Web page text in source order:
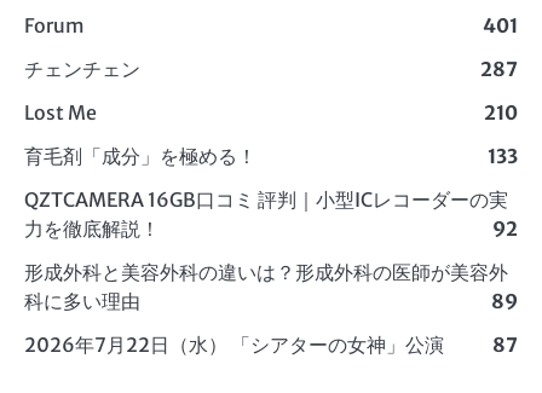
Forum
401
チェンチェン
287
Lost Me
210
育毛剤「成分」を極める！
133
QZTCAMERA 16GB口コミ 評判｜小型ICレコーダーの実
力を徹底解説！
92
形成外科と美容外科の違いは？形成外科の医師が美容外
科に多い理由
89
2026年7月22日（水） 「シアターの女神」公演
87